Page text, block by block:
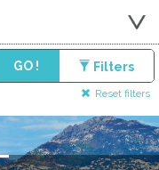
GO ! Filters
Reset filters